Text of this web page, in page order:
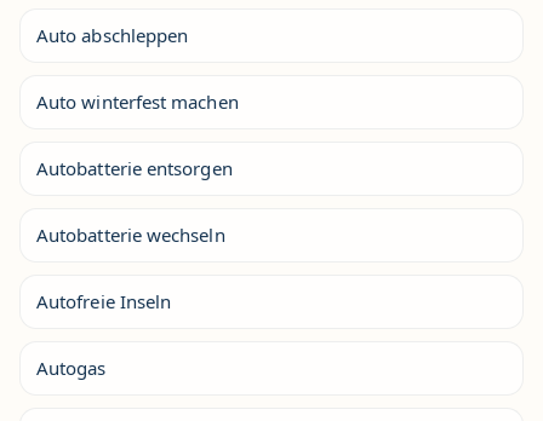
Auto abschleppen
Auto winterfest machen
Autobatterie entsorgen
Autobatterie wechseln
Autofreie Inseln
Autogas